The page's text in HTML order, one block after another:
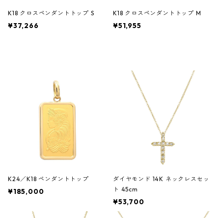
K18 クロスペンダントトップ S
¥37,266
K18 クロスペンダントトップ M
¥51,955
K24／K18 ペンダントトップ
¥185,000
ダイヤモンド 14K ネックレスセッ
ト 45cm
¥53,700